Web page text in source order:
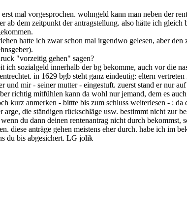
mal vorgesprochen. wohngeld kann man neben der
ab dem zeitpunkt der antragstellung. also hätte ich
hatte ich zwar schon mal irgendwo gelesen, aber
"vorzeitig gehen" sagen?
ich sozialgeld innerhalb der bg bekomme, auch vor die
in 1629 bgb steht ganz eindeutig: eltern
und mir - seiner mutter - eingestuft. zuerst stand er nur
richtig mitfühlen kann da wohl nur jemand, dem es
kurz anmerken - bittte bis zum schluss weiterlesen - :
die ständigen rückschläge usw. bestimmt nicht zur
du dann deinen rentenantrag nicht durch
diese anträge gehen meistens eher durch. habe ich
du bis abgesichert. LG jolik